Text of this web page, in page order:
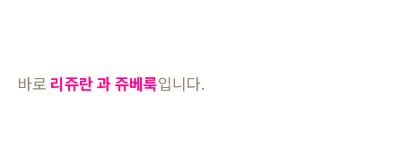
바로 리쥬란 과 쥬베룩입니다.